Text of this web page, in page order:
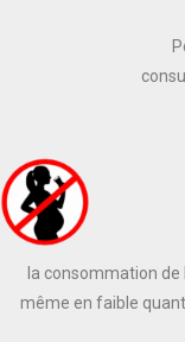
la consommation
même en faible